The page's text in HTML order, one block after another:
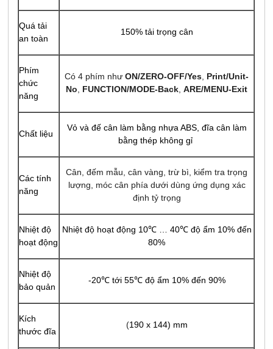
Quá tải
an toàn
150% tải trọng cân
Phím
chức
năng
Có 4 phím nhưON/ZERO-OFF/Yes, Print/Unit-
No, FUNCTION/MODE-Back,ARE/MENU-Exit
Chất liệu
Vỏ và đế cân làm bằng nhựa ABS, đĩa cân làm
bằng thép không gỉ
Các tính
năng
Cân, đếm mẫu, cân vàng, trừ bì, kiểm tra trọng
lượng, móc cân phía dưới dùng ứng dụng xác
định tỷ trọng
Nhiệt độ
hoạt động
Nhiệt độ hoạt động 10℃ … 40℃ độ ẩm 10% đến
80%
Nhiệt độ
bảo quản
-20℃ tới 55℃ độ ẩm 10% đến 90%
Kích
thước đĩa
(190 x 144) mm